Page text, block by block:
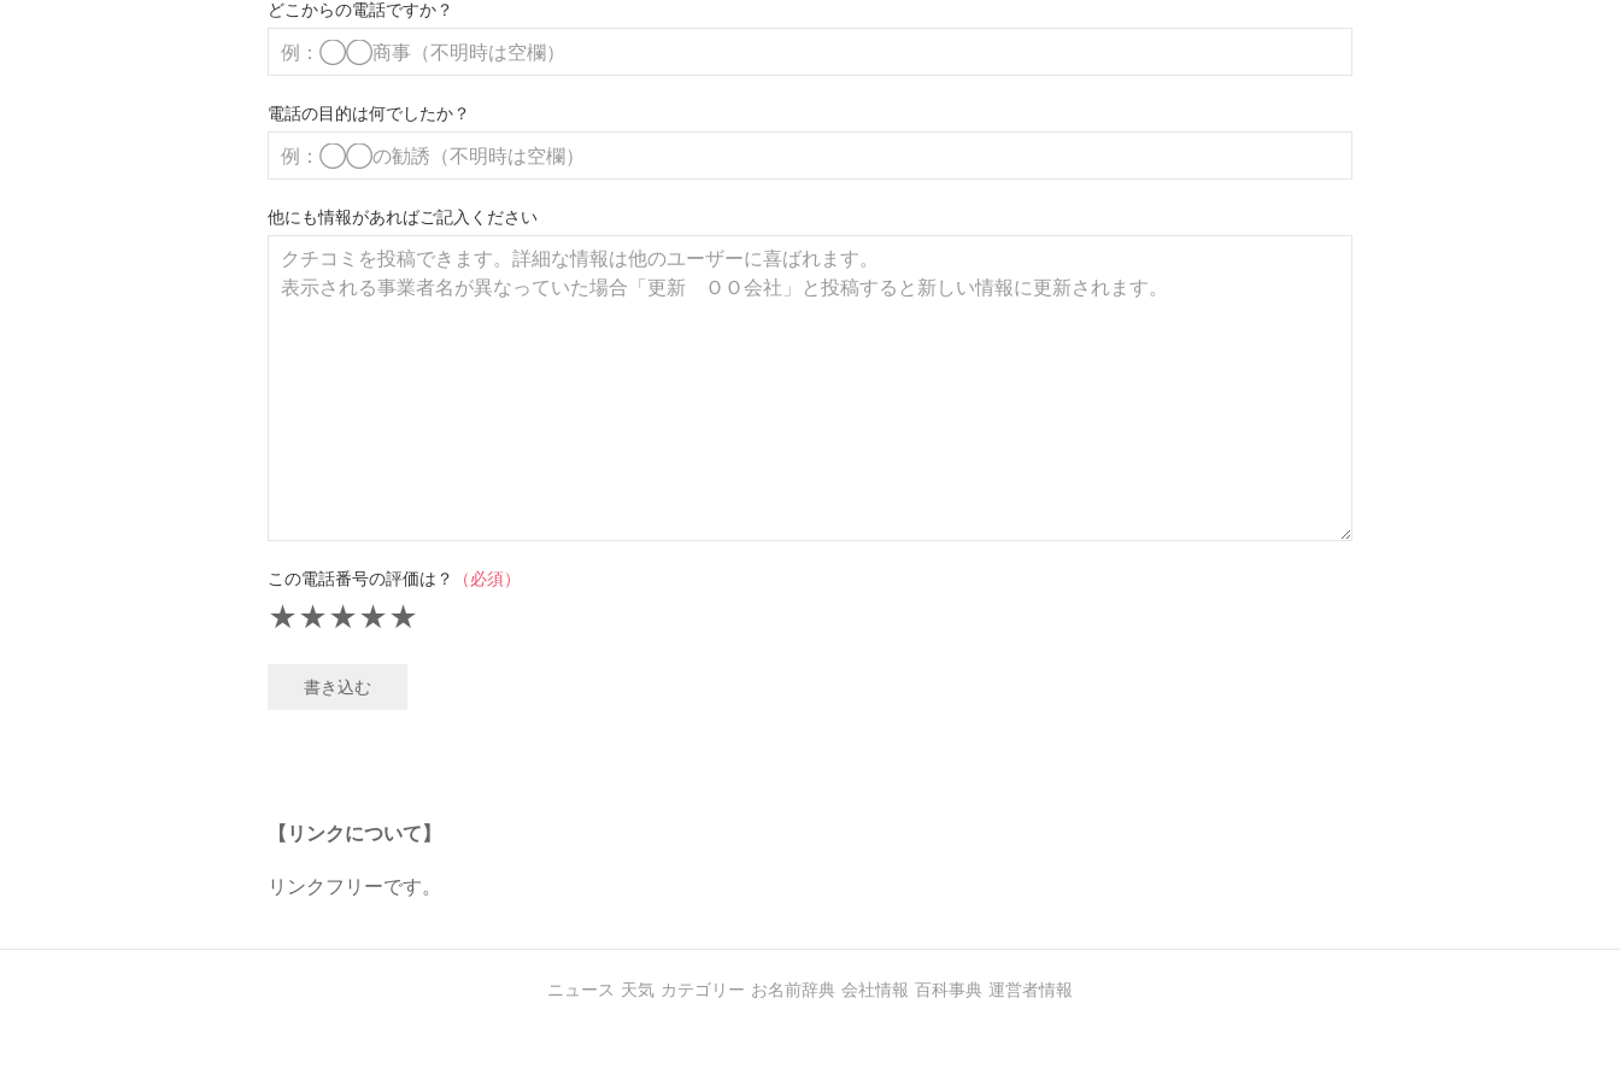
どこからの電話ですか？
電話の目的は何でしたか？
他にも情報があればご記入ください
この電話番号の評価は？ （必須）
★
★
★
★
★
書き込む
【リンクについて】
リンクフリーです。
ニュース 天気 カテゴリー お名前辞典 会社情報 百科事典 運営者情報